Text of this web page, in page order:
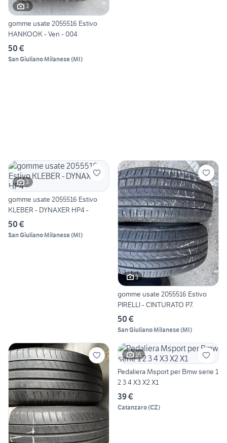
3
gomme usate 2055516 Estivo
HANKOOK - Ven - 004
50 €
San Giuliano Milanese(MI)
3
gomme usate 2055516 Estivo
KLEBER - DYNAXER HP4 -
50 €
San Giuliano Milanese(MI)
3
gomme usate 2055516 Estivo
PIRELLI - CINTURATO P7.
50 €
San Giuliano Milanese(MI)
16
Pedaliera Msport per Bmw serie 1
2 3 4 X3 X2 X1
39 €
Catanzaro(CZ)